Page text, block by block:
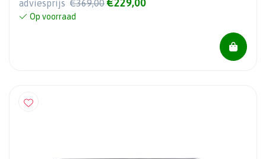
adviesprijs €369,00 €229,00
Op voorraad